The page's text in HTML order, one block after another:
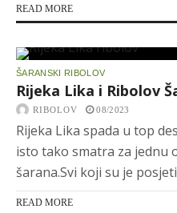
READ MORE
ŠARANSKI RIBOLOV
Rijeka Lika i Ribolov
RIBOLOV 08/2023
Rijeka Lika spada u top
isto tako smatra za jednu
šarana.Svi koji su je
READ MORE